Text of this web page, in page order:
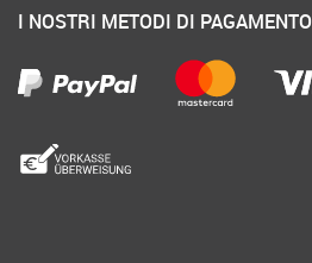
I NOSTRI METODI DI PAGAMENTO